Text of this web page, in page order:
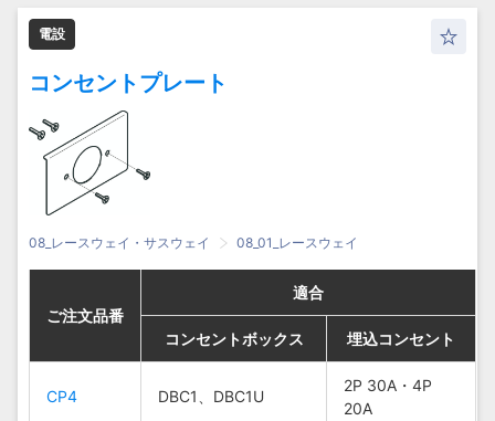
電設
コンセントプレート
08_レースウェイ・サスウェイ 08_01_レースウェイ
ご注文品番
適合
コンセントボックス 埋込コンセント
CP4 DBC1、DBC1U
2P 30A・4P
20A
ご注文品番
適合
コンセントボックス 埋込コンセント
CP4 DBC1、DBC1U
2P 30A・4P
20A
ご注文品番
適合
コンセントボックス 埋込コンセント
CP4 DBC1、DBC1U
2P 30A・4P
20A
ご注文品番
適合
コンセントボックス 埋込コンセント
CP4 DBC1、DBC1U
2P 30A・4P
20A